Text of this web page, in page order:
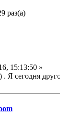
раз(а)
15:13:50 »
. Я сегодня